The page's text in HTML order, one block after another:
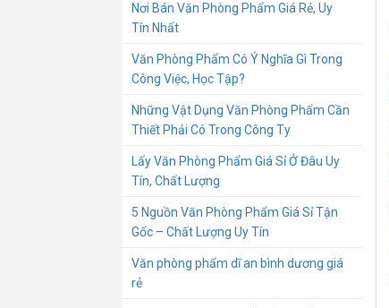
Nơi Bán Văn Phòng Phẩm Giá Rẻ, Uy
Tín Nhất
Văn Phòng Phẩm Có Ý Nghĩa Gì Trong
Công Việc, Học Tập?
Những Vật Dụng Văn Phòng Phẩm Cần
Thiết Phải Có Trong Công Ty
Lấy Văn Phòng Phẩm Giá Sỉ Ở Đâu Uy
Tín, Chất Lượng
5 Nguồn Văn Phòng Phẩm Giá Sỉ Tận
Gốc – Chất Lượng Uy Tín
Văn phòng phẩm dĩ an bình dương giá
rẻ